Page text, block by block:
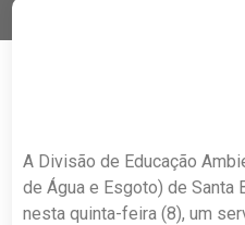
A Divisão de Educação
de Água e Esgoto) de Santa
nesta quinta-feira (8), um